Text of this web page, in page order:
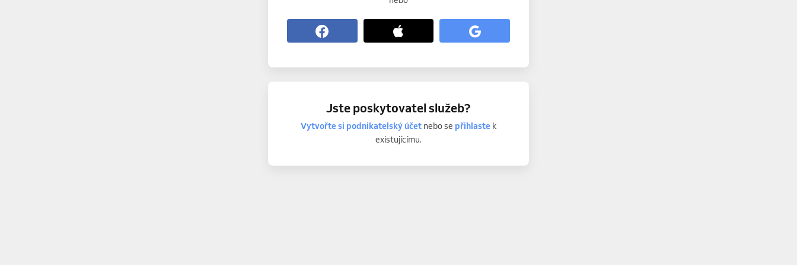
Jste poskytovatel služeb?
Vytvořte si podnikatelský účetnebo se přihlastek
existujícímu.